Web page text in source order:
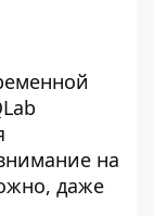
на
даже